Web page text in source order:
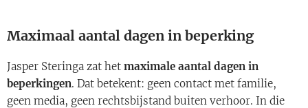
Maximaal aantal dagen in beperking
Jasper Steringa zat het maximale aantal dagen in
beperkingen. Dat betekent: geen contact met familie,
geen media, geen rechtsbijstand buiten verhoor. In die